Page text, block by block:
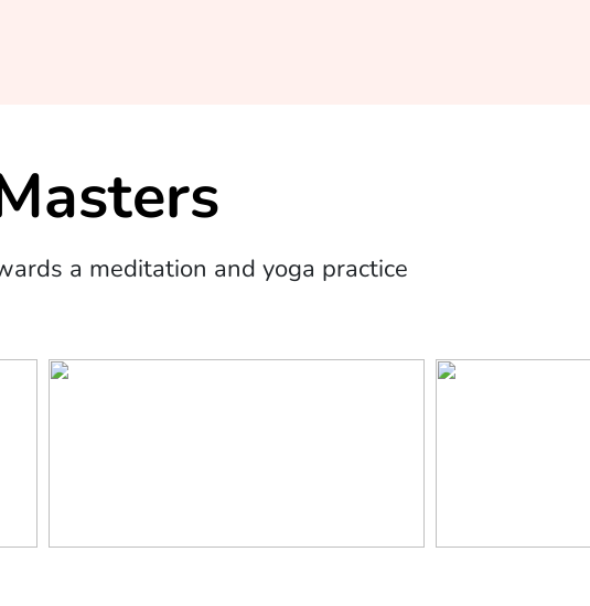
a meditation and yoga practice